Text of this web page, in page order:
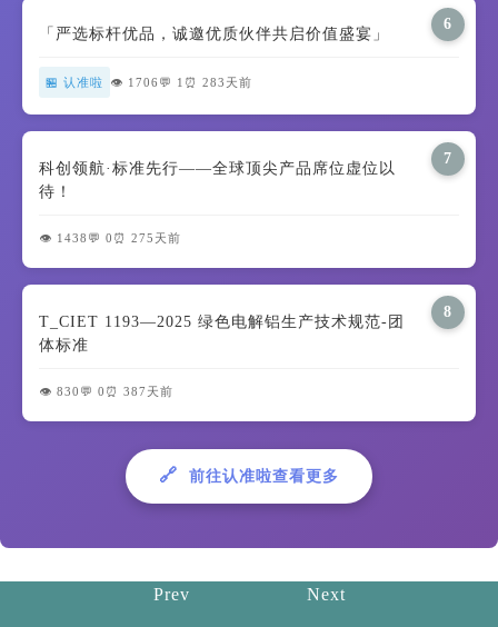
6
「严选标杆优品，诚邀优质伙伴共启价值盛宴」
🏪 认准啦 👁️ 1706 💬 1 ⏰ 283天前
7
科创领航·标准先行——全球顶尖产品席位虚位以
待！
👁️ 1438 💬 0 ⏰ 275天前
8
T_CIET 1193—2025 绿色电解铝生产技术规范-团
体标准
👁️ 830 💬 0 ⏰ 387天前
🔗 前往认准啦查看更多
Prev Next